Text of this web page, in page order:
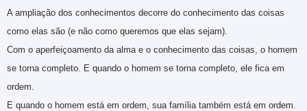
A ampliação dos conhecimentos decorre do conhecimento das coisas
como elas são (e não como queremos que elas sejam).
Com o aperfeiçoamento da alma e o conhecimento das coisas, o homem
se torna completo. E quando o homem se torna completo, ele fica em
ordem.
E quando o homem está em ordem, sua família também está em ordem.